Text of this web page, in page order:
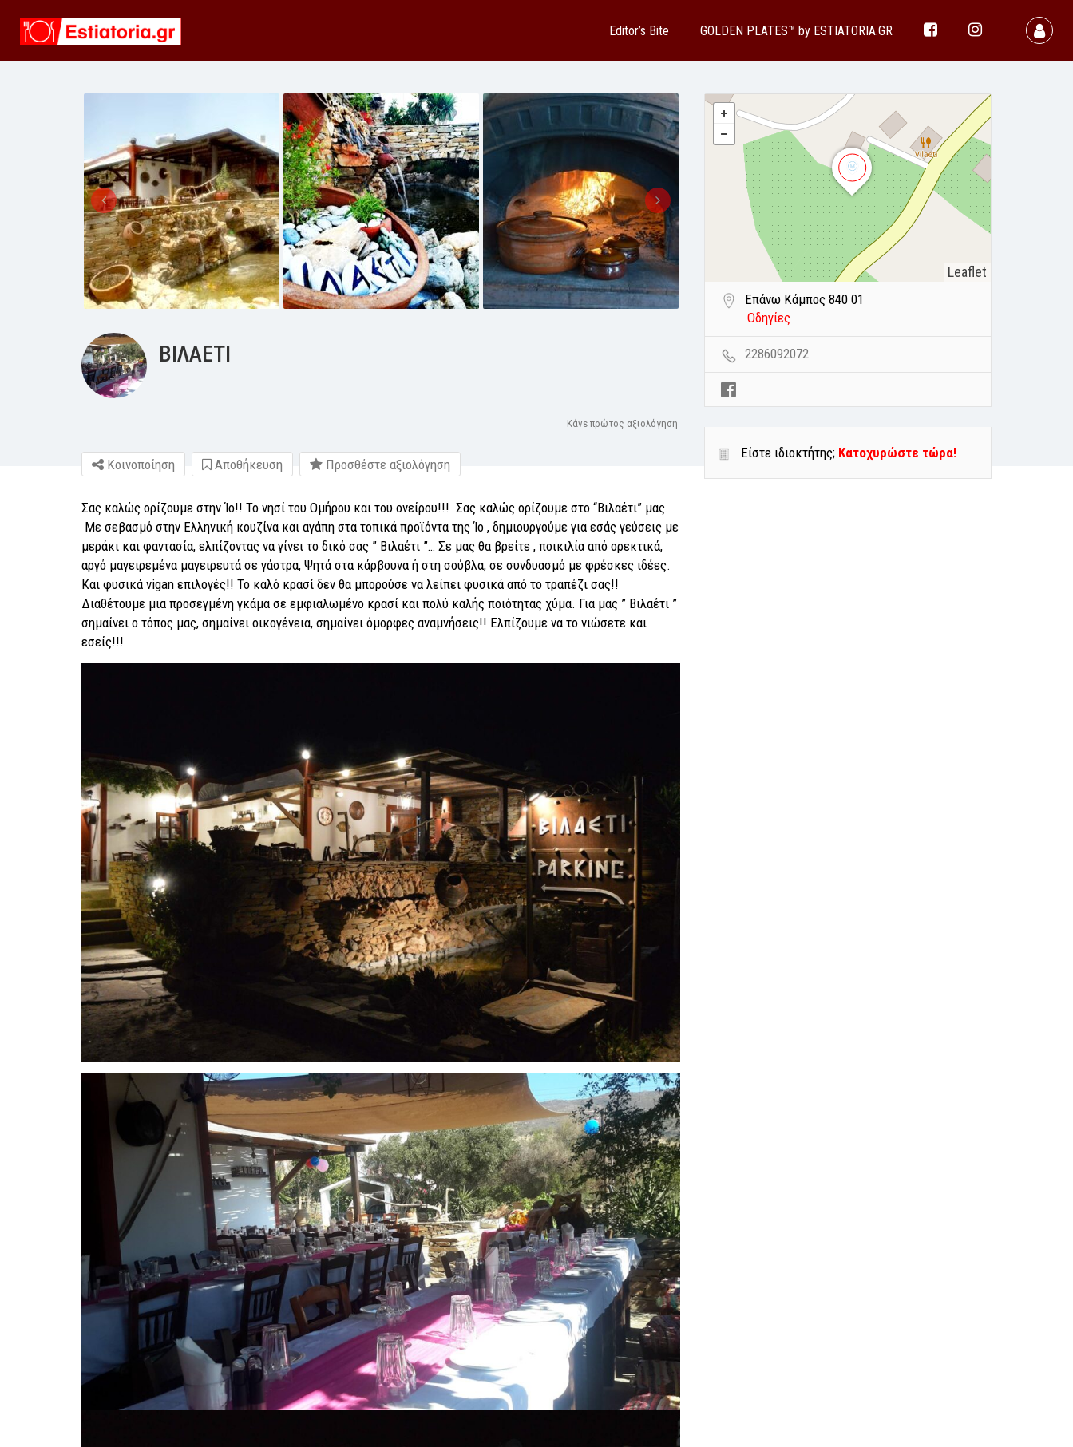
Editor’s Bite GOLDEN PLATES™ by ESTIATORIA.GR
ΒΙΛΑΕΤΙ
Κάνε πρώτος αξιολόγηση
Κοινοποίηση Αποθήκευση Προσθέστε αξιολόγηση
Σας καλώς ορίζουμε στην Ίο!! Το νησί του Ομήρου και του ονείρου!!! Σας καλώς ορίζουμε στο “Βιλαέτι” μας.
Με σεβασμό στην Ελληνική κουζίνα και αγάπη στα τοπικά προϊόντα της Ίο , δημιουργούμε για εσάς γεύσεις με
μεράκι και φαντασία, ελπίζοντας να γίνει το δικό σας ” Βιλαέτι ”… Σε μας θα βρείτε , ποικιλία από ορεκτικά,
αργό μαγειρεμένα μαγειρευτά σε γάστρα, Ψητά στα κάρβουνα ή στη σούβλα, σε συνδυασμό με φρέσκες ιδέες.
Και φυσικά vigan επιλογές!! Το καλό κρασί δεν θα μπορούσε να λείπει φυσικά από το τραπέζι σας!!
Διαθέτουμε μια προσεγμένη γκάμα σε εμφιαλωμένο κρασί και πολύ καλής ποιότητας χύμα. Για μας ” Βιλαέτι ”
σημαίνει ο τόπος μας, σημαίνει οικογένεια, σημαίνει όμορφες αναμνήσεις!! Ελπίζουμε να το νιώσετε και
εσείς!!!
Leaflet
Επάνω Κάμπος 840 01
Οδηγίες
2286092072
Είστε ιδιοκτήτης; Κατοχυρώστε τώρα!